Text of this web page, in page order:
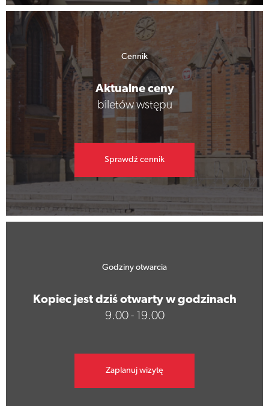
Cennik
Aktualne ceny
biletów wstępu
Sprawdź cennik
Godziny otwarcia
Kopiec jest dziś otwarty w godzinach
9.00 - 19.00
Zaplanuj wizytę